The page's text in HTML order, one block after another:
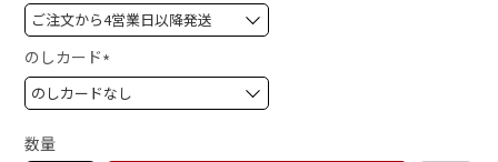
(
必
)
のしカード
(
必
数量